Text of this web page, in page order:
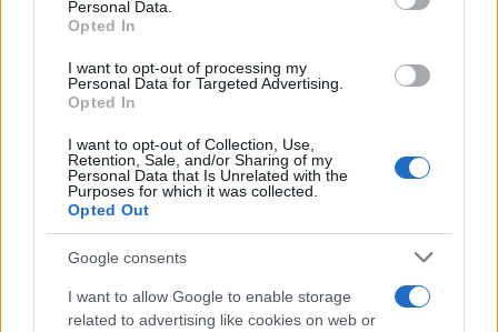
Personal Data.
Opted In
I want to opt-out of processing my
Personal Data for Targeted Advertising.
Opted In
I want to opt-out of Collection, Use,
Retention, Sale, and/or Sharing of my
Personal Data that Is Unrelated with the
Purposes for which it was collected.
Opted Out
Google consents
I want to allow Google to enable storage
related to advertising like cookies on web or
Οδήγηση με σαγιονάρες: Επιτρέπεται τελικά ή
κινδυνεύεις με πρόστιμο;
09.08.2026 ΓΙΏΡΓΟΣ ΣΚΕΥΟΦΎΛΑΞ